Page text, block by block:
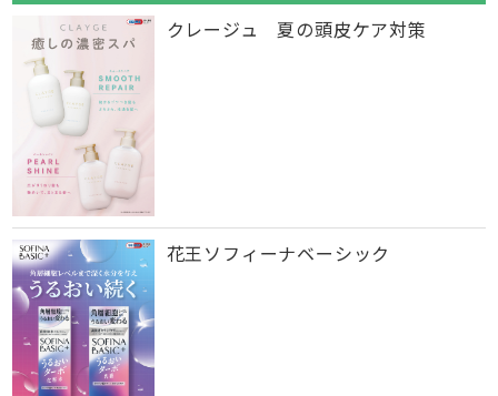
クレージュ 夏の頭皮ケア対策
花王ソフィーナベーシック